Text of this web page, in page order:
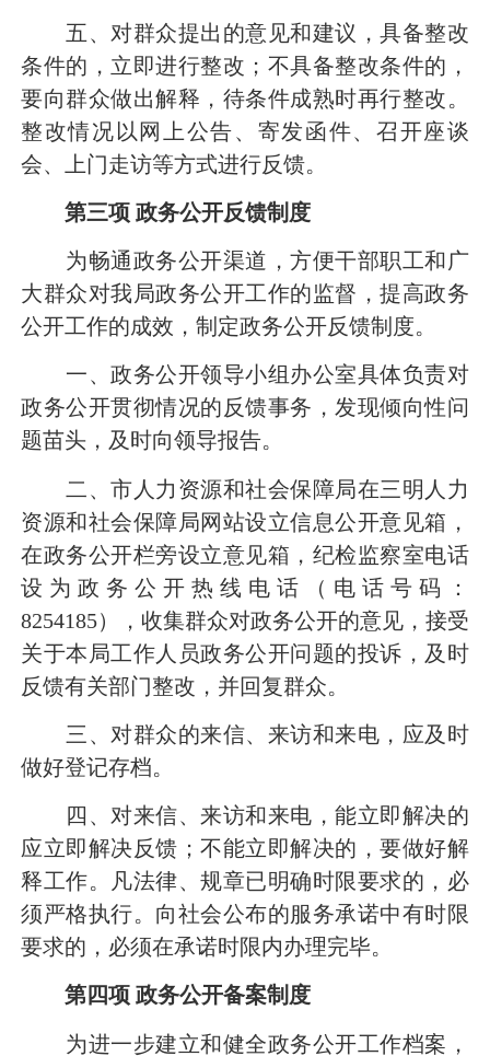
五、对群众提出的意见和建议，具备整改
条件的，立即进行整改；不具备整改条件的，
要向群众做出解释，待条件成熟时再行整改。
整改情况以网上公告、寄发函件、召开座谈
会、上门走访等方式进行反馈。
第三项 政务公开反馈制度
为畅通政务公开渠道，方便干部职工和广
大群众对我局政务公开工作的监督，提高政务
公开工作的成效，制定政务公开反馈制度。
一、政务公开领导小组办公室具体负责对
政务公开贯彻情况的反馈事务，发现倾向性问
题苗头，及时向领导报告。
二、市人力资源和社会保障局在三明人力
资源和社会保障局网站设立信息公开意见箱，
在政务公开栏旁设立意见箱，纪检监察室电话
设为政务公开热线电话（电话号码：
8254185），收集群众对政务公开的意见，接受
关于本局工作人员政务公开问题的投诉，及时
反馈有关部门整改，并回复群众。
三、对群众的来信、来访和来电，应及时
做好登记存档。
四、对来信、来访和来电，能立即解决的
应立即解决反馈；不能立即解决的，要做好解
释工作。凡法律、规章已明确时限要求的，必
须严格执行。向社会公布的服务承诺中有时限
要求的，必须在承诺时限内办理完毕。
第四项 政务公开备案制度
为进一步建立和健全政务公开工作档案，